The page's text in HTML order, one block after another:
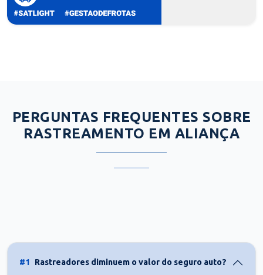
PERGUNTAS FREQUENTES SOBRE
RASTREAMENTO EM ALIANÇA
#1 Rastreadores diminuem o valor do seguro auto?